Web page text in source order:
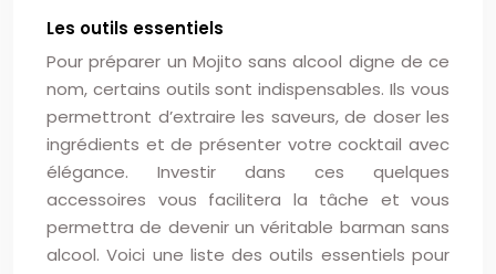
Les outils essentiels
Pour préparer un Mojito sans alcool digne de ce
nom, certains outils sont indispensables. Ils vous
permettront d’extraire les saveurs, de doser les
ingrédients et de présenter votre cocktail avec
élégance. Investir dans ces quelques
accessoires vous facilitera la tâche et vous
permettra de devenir un véritable barman sans
alcool. Voici une liste des outils essentiels pour